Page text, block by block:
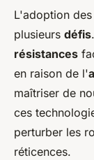
L'adoption des
plusieurs défis
résistances
en raison de l'
maîtriser de
ces
perturber les
réticences.